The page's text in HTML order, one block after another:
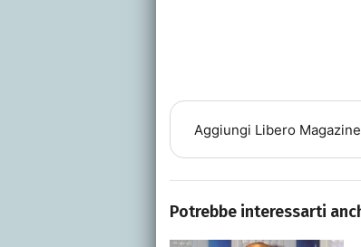
Aggiungi Libero Magazine
Potrebbe interessarti